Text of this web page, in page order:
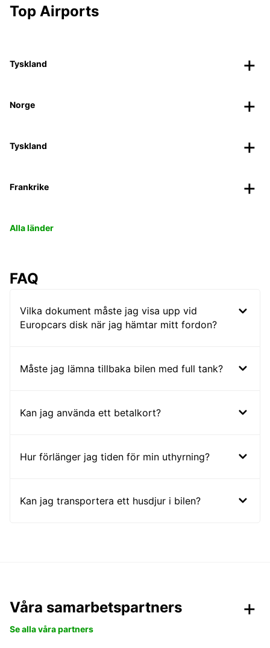
Top Airports
Tyskland
Norge
Tyskland
Frankrike
Alla länder
FAQ
Vilka dokument måste jag visa upp vid
Europcars disk när jag hämtar mitt fordon?
Måste jag lämna tillbaka bilen med full tank?
Kan jag använda ett betalkort?
Hur förlänger jag tiden för min uthyrning?
Kan jag transportera ett husdjur i bilen?
Våra samarbetspartners
Se alla våra partners